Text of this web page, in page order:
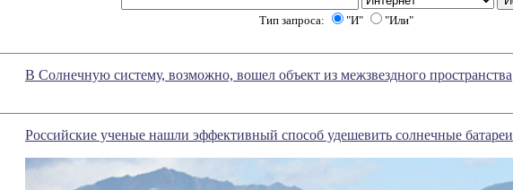
Тип запроса: "И" "Или"
В Солнечную систему, возможно, вошел объект из межзвездного пространства
Российские ученые нашли эффективный способ удешевить солнечные батареи